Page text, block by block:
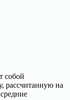
собой
рассчитанную на